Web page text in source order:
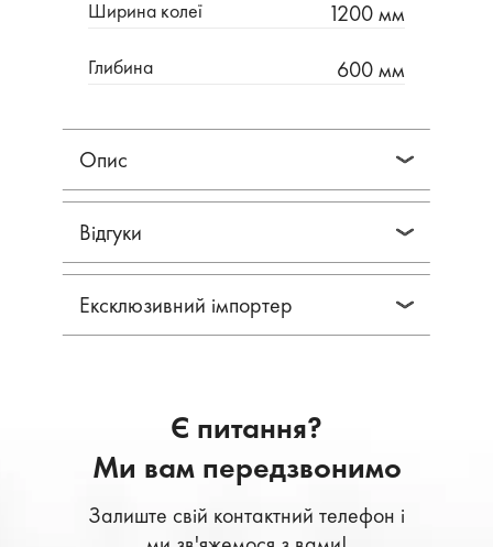
Ширина колеї 1200 мм
Глибина 600 мм
Опис
Відгуки
Ексклюзивний імпортер
Є питання?
Ми вам передзвонимо
Залиште свій контактний телефон і